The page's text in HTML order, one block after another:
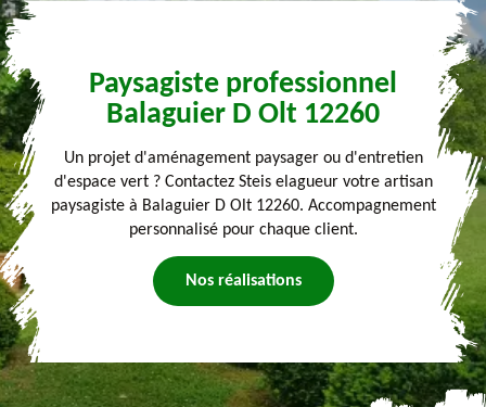
Paysagiste professionnel
Balaguier D Olt 12260
Un projet d'aménagement paysager ou d'entretien
d'espace vert ? Contactez Steis elagueur votre artisan
paysagiste à Balaguier D Olt 12260. Accompagnement
personnalisé pour chaque client.
Nos réalisations